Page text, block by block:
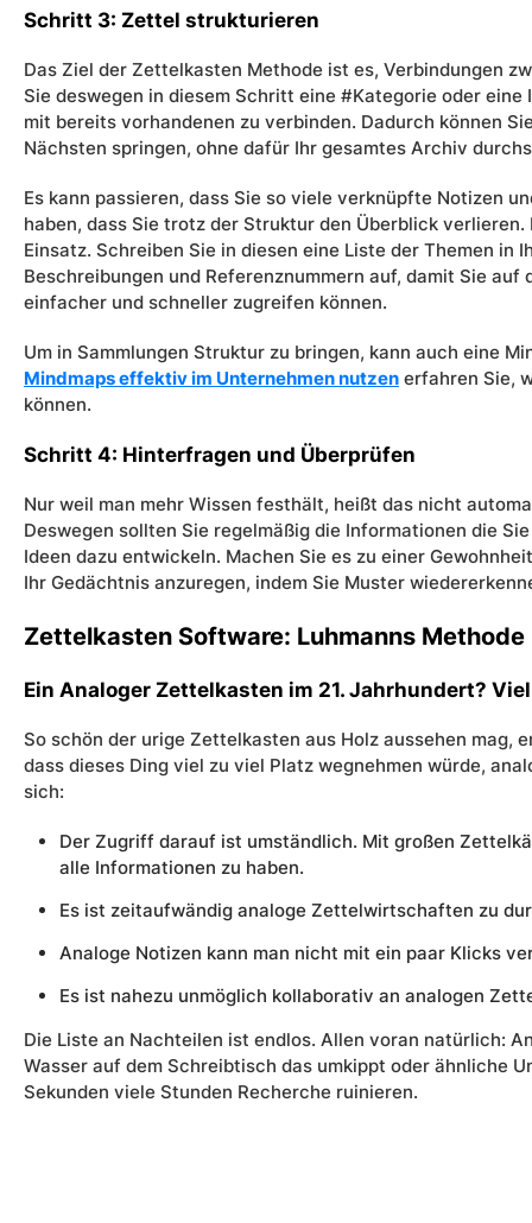
Schritt 3: Zettel strukturieren
Das Ziel der Zettelkasten Methode ist es, Verbindungen
Sie deswegen in diesem Schritt eine #Kategorie oder eine
mit bereits vorhandenen zu verbinden. Dadurch können
Nächsten springen, ohne dafür Ihr gesamtes Archiv
Es kann passieren, dass Sie so viele verknüpfte Notizen
haben, dass Sie trotz der Struktur den Überblick
Einsatz. Schreiben Sie in diesen eine Liste der Themen in
Beschreibungen und Referenznummern auf, damit Sie
einfacher und schneller zugreifen können.
Um in Sammlungen Struktur zu bringen, kann auch eine
Mindmaps effektiv im Unternehmen nutzen erfahren Sie,
können.
Schritt 4: Hinterfragen und Überprüfen
Nur weil man mehr Wissen festhält, heißt das nicht
Deswegen sollten Sie regelmäßig die Informationen die
Ideen dazu entwickeln. Machen Sie es zu einer
Ihr Gedächtnis anzuregen, indem Sie Muster
Zettelkasten Software: Luhmanns
Ein Analoger Zettelkasten im 21. Jahrhundert?
So schön der urige Zettelkasten aus Holz aussehen mag,
dass dieses Ding viel zu viel Platz wegnehmen würde,
sich:
Der Zugriff darauf ist umständlich. Mit großen
alle Informationen zu haben.
Es ist zeitaufwändig analoge Zettelwirtschaften zu
Analoge Notizen kann man nicht mit ein paar Klicks
Es ist nahezu unmöglich kollaborativ an analogen
Die Liste an Nachteilen ist endlos. Allen voran natürlich:
Wasser auf dem Schreibtisch das umkippt oder ähnliche
Sekunden viele Stunden Recherche ruinieren.